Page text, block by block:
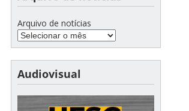
Arquivo de notícias
Audiovisual